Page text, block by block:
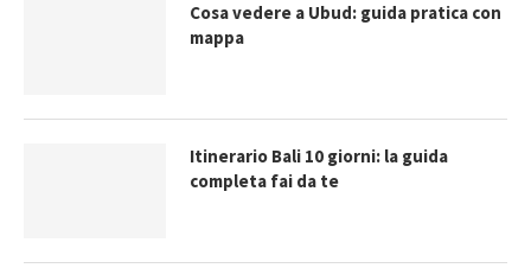
Cosa vedere a Ubud: guida pratica con
mappa
Itinerario Bali 10 giorni: la guida
completa fai da te